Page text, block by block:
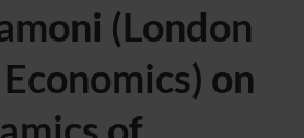
(London
on